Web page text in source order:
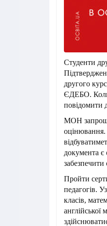
Студенти
другого
ЄДЕБО.
повідомити
МОН
оцінювання.
документа
Пройти
педагогів.
класів,
англійської